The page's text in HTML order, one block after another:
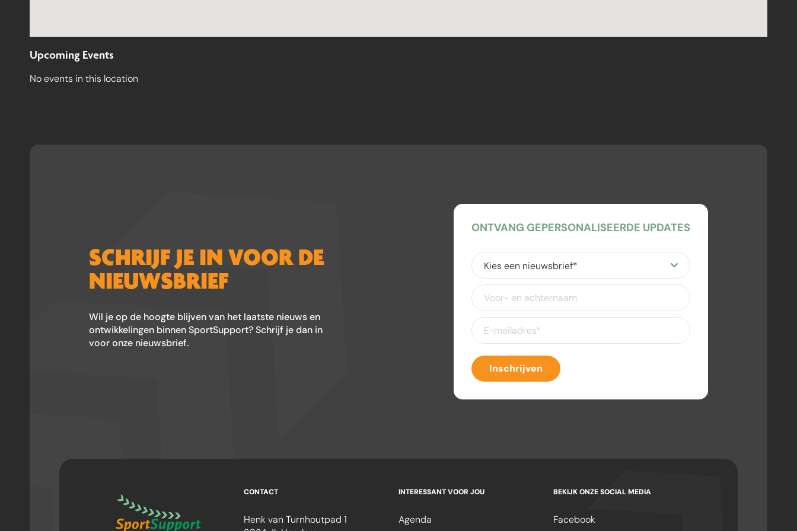
Upcoming Events
No events in this location
SCHRIJF JE IN VOOR DE
NIEUWSBRIEF
Wil je op de hoogte blijven van het laatste nieuws en
ontwikkelingen binnen SportSupport? Schrijf je dan in
voor onze nieuwsbrief.
ONTVANG GEPERSONALISEERDE UPDATES
Kies
een
nieuwsbrief(Vereist)
Voor-
en
achternaam
E-
mailadres(Vereist)
Inschrijven
CONTACT
Henk van Turnhoutpad 1
INTERESSANT VOOR JOU
Agenda
BEKIJK ONZE SOCIAL MEDIA
Facebook